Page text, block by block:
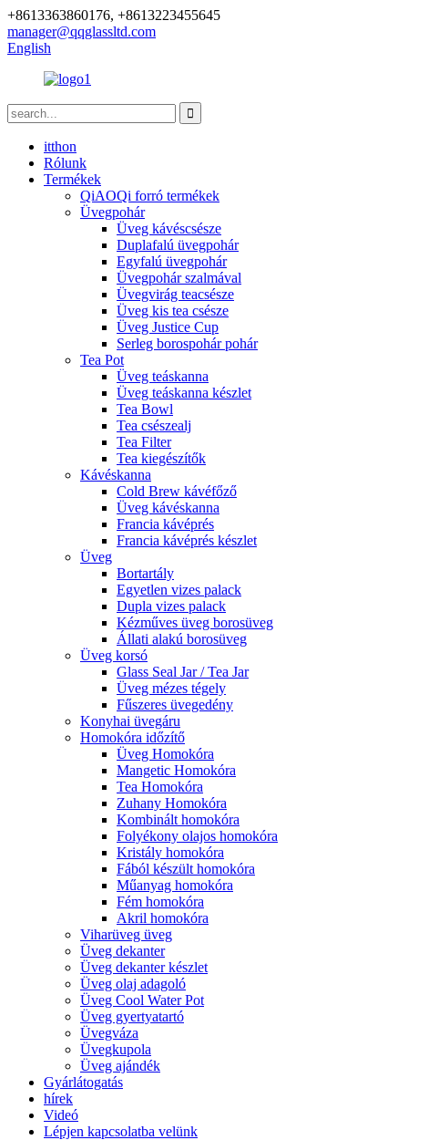
+8613363860176, +8613223455645
manager@qqglassltd.com
English
itthon
Rólunk
Termékek
QiAOQi forró termékek
Üvegpohár
Üveg kávéscsésze
Duplafalú üvegpohár
Egyfalú üvegpohár
Üvegpohár szalmával
Üvegvirág teacsésze
Üveg kis tea csésze
Üveg Justice Cup
Serleg borospohár pohár
Tea Pot
Üveg teáskanna
Üveg teáskanna készlet
Tea Bowl
Tea csészealj
Tea Filter
Tea kiegészítők
Kávéskanna
Cold Brew kávéfőző
Üveg kávéskanna
Francia kávéprés
Francia kávéprés készlet
Üveg
Bortartály
Egyetlen vizes palack
Dupla vizes palack
Kézműves üveg borosüveg
Állati alakú borosüveg
Üveg korsó
Glass Seal Jar / Tea Jar
Üveg mézes tégely
Fűszeres üvegedény
Konyhai üvegáru
Homokóra időzítő
Üveg Homokóra
Mangetic Homokóra
Tea Homokóra
Zuhany Homokóra
Kombinált homokóra
Folyékony olajos homokóra
Kristály homokóra
Fából készült homokóra
Műanyag homokóra
Fém homokóra
Akril homokóra
Viharüveg üveg
Üveg dekanter
Üveg dekanter készlet
Üveg olaj adagoló
Üveg Cool Water Pot
Üveg gyertyatartó
Üvegváza
Üvegkupola
Üveg ajándék
Gyárlátogatás
hírek
Videó
Lépjen kapcsolatba velünk